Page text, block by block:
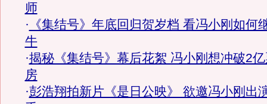
师
· 《集结号》年底回归贺岁档 看冯小刚如何
牛
·揭秘《集结号》幕后花絮 冯小刚想冲破2
房
·彭浩翔拍新片《是日公映》 欲邀冯小刚出